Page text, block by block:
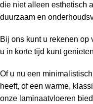
die niet alleen esthetisch
duurzaam en
Bij ons kunt u rekenen
u in korte tijd kunt
Of u nu een
heeft, of een warme,
onze laminaatvloeren